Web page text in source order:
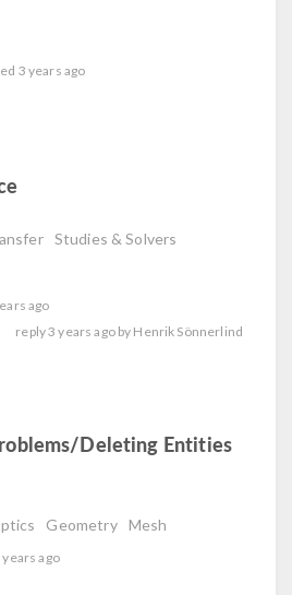
3 years ago
Studies & Solvers
ago
reply3 years ago by Henrik Sönnerlind
deleting Entities
Geometry Mesh
years ago